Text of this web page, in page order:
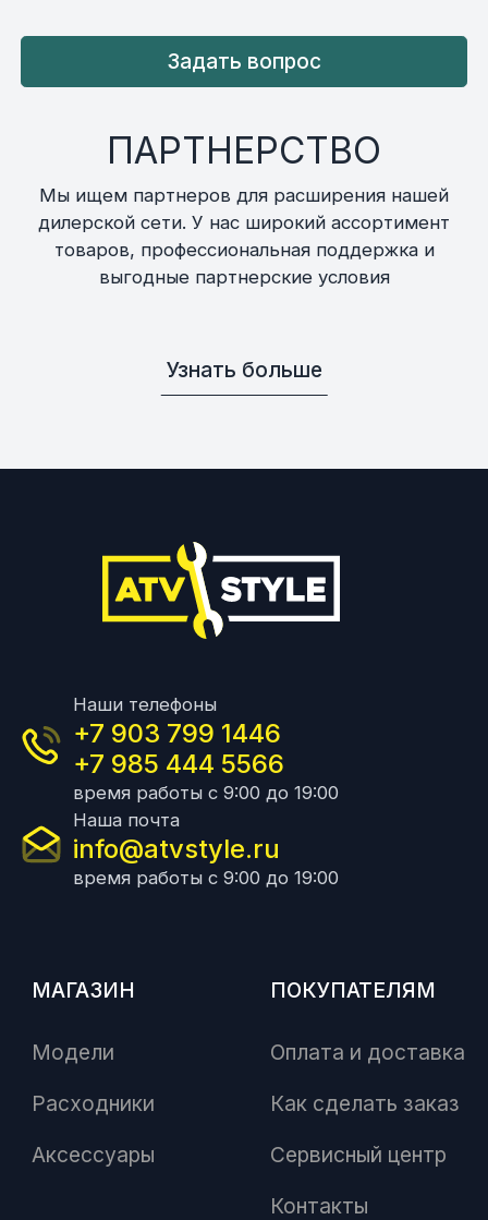
Задать вопрос
ПАРТНЕРСТВО
Мы ищем партнеров для расширения нашей
дилерской сети. У нас широкий ассортимент
товаров, профессиональная поддержка и
выгодные партнерские условия
Узнать больше
Наши телефоны
+7 903 799 1446
+7 985 444 5566
время работы с 9:00 до 19:00
Наша почта
info@atvstyle.ru
время работы с 9:00 до 19:00
МАГАЗИН
Модели
Расходники
Аксессуары
ПОКУПАТЕЛЯМ
Оплата и доставка
Как сделать заказ
Сервисный центр
Контакты